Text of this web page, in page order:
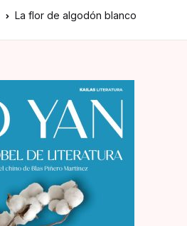
La flor de algodón blanco